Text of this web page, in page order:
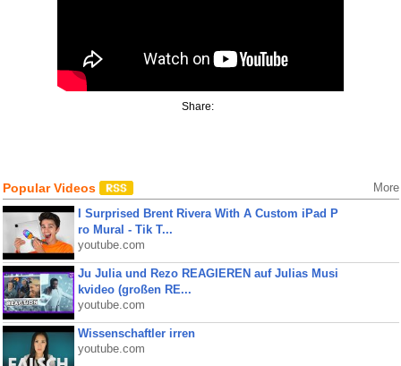
Share:
Popular Videos More
I Surprised Brent Rivera With A Custom iPad P
ro Mural - Tik T...
youtube.com
Ju Julia und Rezo REAGIEREN auf Julias Musi
kvideo (großen RE...
youtube.com
Wissenschaftler irren
youtube.com